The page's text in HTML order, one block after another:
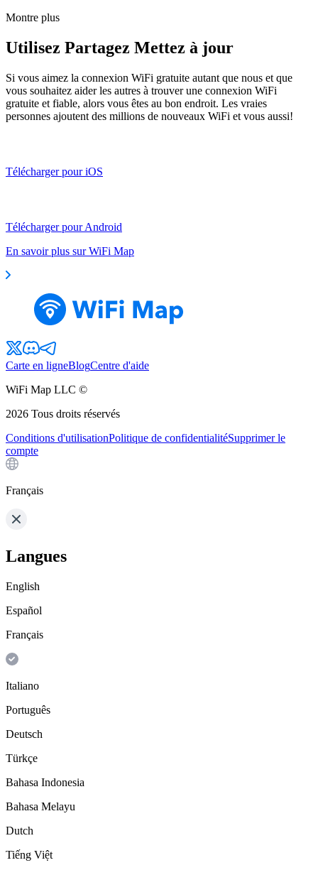
Montre plus
Utilisez Partagez Mettez à jour
Si vous aimez la connexion WiFi gratuite autant que nous et que
vous souhaitez aider les autres à trouver une connexion WiFi
gratuite et fiable, alors vous êtes au bon endroit. Les vraies
personnes ajoutent des millions de nouveaux WiFi et vous aussi!
Télécharger pour iOS
Télécharger pour Android
En savoir plus sur WiFi Map
Carte en ligneBlogCentre d'aide
WiFi Map LLC ©
2026 Tous droits réservés
Conditions d'utilisationPolitique de confidentialitéSupprimer le
compte
Français
Langues
English
Español
Français
Italiano
Português
Deutsch
Türkçe
Bahasa Indonesia
Bahasa Melayu
Dutch
Tiếng Việt